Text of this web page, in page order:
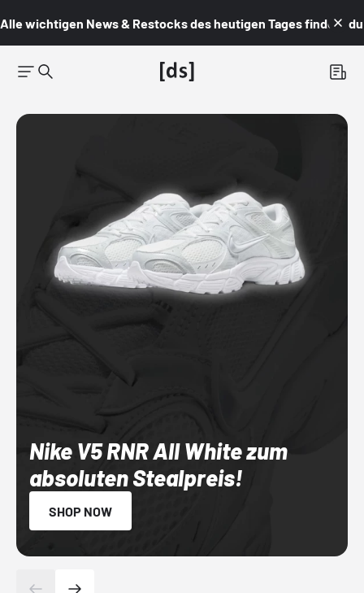
Alle wichtigen News & Restocks des heutigen Tages findest du
Nike V5 RNR All White zum
absoluten Stealpreis!
SHOP NOW